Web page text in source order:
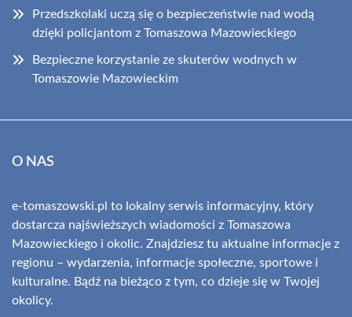
Przedszkolaki uczą się o bezpieczeństwie nad wodą
dzięki policjantom z Tomaszowa Mazowieckiego
Bezpieczne korzystanie ze skuterów wodnych w
Tomaszowie Mazowieckim
O NAS
e-tomaszowski.pl to lokalny serwis informacyjny, który
dostarcza najświeższych wiadomości z Tomaszowa
Mazowieckiego i okolic. Znajdziesz tu aktualne informacje z
regionu – wydarzenia, informacje społeczne, sportowe i
kulturalne. Bądź na bieżąco z tym, co dzieje się w Twojej
okolicy.